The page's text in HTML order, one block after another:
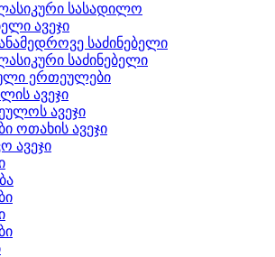
სასადილო
ავეჯი
საძინებელი
საძინებელი
ერთეულები
ავეჯი
ავეჯი
ოთახის ავეჯი
ავეჯი